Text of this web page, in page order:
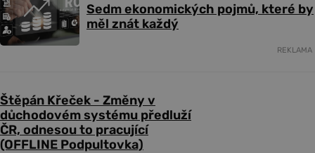
Sedm ekonomických pojmů, které by
měl znát každý
REKLAMA
Štěpán Křeček - Změny v
důchodovém systému předluží
ČR, odnesou to pracující
(OFFLINE Podpultovka)